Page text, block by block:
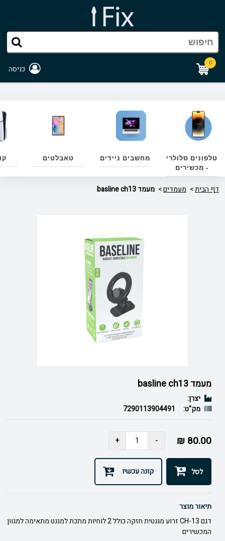
0
כניסה
טלפונים סלולרי
- מכשירים
מחשבים ניידים טאבלטים
דף הבית מעמדים מעמד basline ch13
מעמד basline ch13
יצרן:
מק"ט:
7290113904491
80.00 ₪
+ -
לסל קונה עכשיו
תיאור מוצר
דגם CH-13 זרוע מגנטית חזקה כולל 2 לוחיות מתכת למגנט מתאימה למגוון
המכשירים